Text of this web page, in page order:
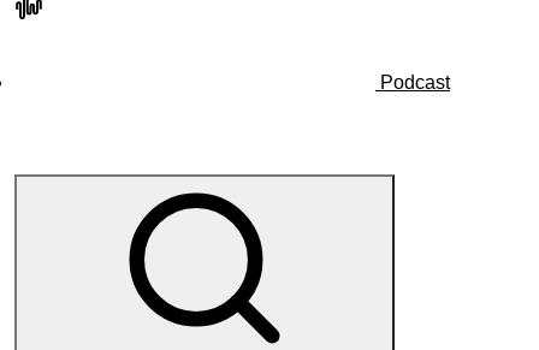
Podcast